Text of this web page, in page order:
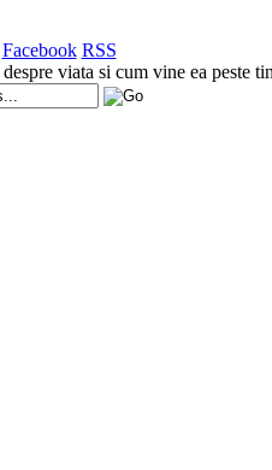
Facebook RSS
despre viata si cum vine ea peste